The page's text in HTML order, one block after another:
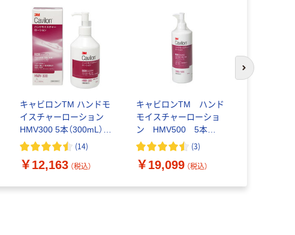
キャビロンTM ハンドモ
イスチャーローション
HMV300 5本（300mL）
スリーエム
(14)
￥12,163 （税込）
キャビロンTM ハンド
モイスチャーローショ
ン HMV500 5本
（500mL） スリーエム
(3)
￥19,099 （税込）
次のスライド